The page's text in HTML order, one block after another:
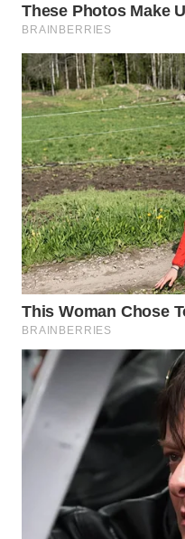
WN
NATUNA
WN
BINTAN
WN
MANDALIKA
WN
LIKUPANG
WN
LABUANBAJO
BORNEO
Wahana
Media
WAHANA
NEWS